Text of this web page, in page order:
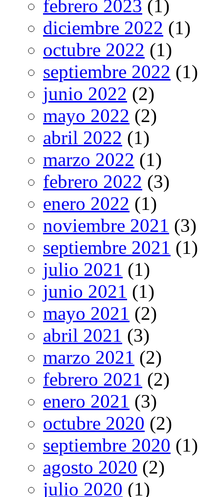
febrero 2023 (1)
diciembre 2022 (1)
octubre 2022 (1)
septiembre 2022 (1)
junio 2022 (2)
mayo 2022 (2)
abril 2022 (1)
marzo 2022 (1)
febrero 2022 (3)
enero 2022 (1)
noviembre 2021 (3)
septiembre 2021 (1)
julio 2021 (1)
junio 2021 (1)
mayo 2021 (2)
abril 2021 (3)
marzo 2021 (2)
febrero 2021 (2)
enero 2021 (3)
octubre 2020 (2)
septiembre 2020 (1)
agosto 2020 (2)
julio 2020 (1)